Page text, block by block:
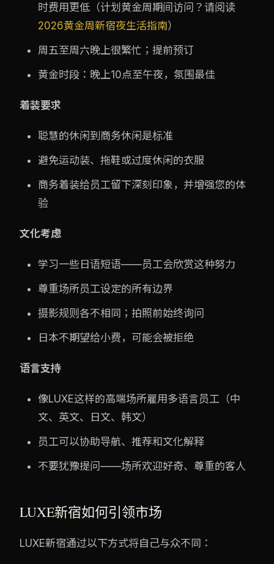
时费用更低（计划黄金周期间访问？请阅读
2026黄金周新宿夜生活指南）
周五至周六晚上很繁忙；提前预订
黄金时段：晚上10点至午夜，氛围最佳
着装要求
聪慧的休闲到商务休闲是标准
避免运动装、拖鞋或过度休闲的衣服
商务着装给员工留下深刻印象，并增强您的体
验
文化考虑
学习一些日语短语——员工会欣赏这种努力
尊重场所员工设定的所有边界
摄影规则各不相同；拍照前始终询问
日本不期望给小费，可能会被拒绝
语言支持
像LUXE这样的高端场所雇用多语言员工（中
文、英文、日文、韩文）
员工可以协助导航、推荐和文化解释
不要犹豫提问——场所欢迎好奇、尊重的客人
LUXE新宿如何引领市场
LUXE新宿通过以下方式将自己与众不同：